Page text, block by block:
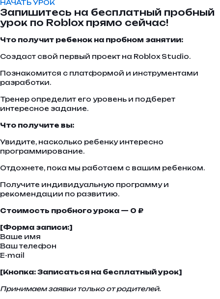
НАЧАТЬ УРОК
Запишитесь на бесплатный пробный
урок по Roblox прямо сейчас!
Что получит ребенок на пробном занятии:
Создаст свой первый проект на Roblox Studio.
Познакомится с платформой и инструментами
разработки.
Тренер определит его уровень и подберет
интересное задание.
Что получите вы:
Увидите, насколько ребенку интересно
программирование.
Отдохнете, пока мы работаем с вашим ребенком.
Получите индивидуальную программу и
рекомендации по развитию.
Стоимость пробного урока — 0 ₽
[Форма записи:]
Ваше имя
Ваш телефон
E-mail
[Кнопка: Записаться на бесплатный урок]
Принимаем заявки только от родителей.